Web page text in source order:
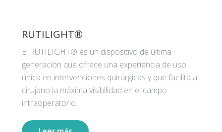
RUTILIGHT®
El RUTILIGHT® es un dispositivo de última
generación que ofrece una experiencia de uso
única en intervenciones quirúrgicas y que facilita al
cirujano la máxima visibilidad en el campo
intraoperatorio.